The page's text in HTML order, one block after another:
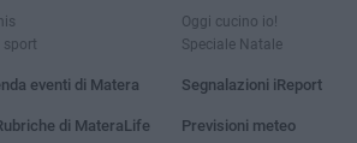
sport
eventi di Matera
di MateraLife
Oggi cucino io!
Speciale Natale
Segnalazioni iReport
Previsioni meteo